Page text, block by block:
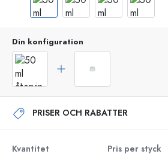
Din konfiguration
PRISER OCH RABATTER
Kvantitet Pris per styck